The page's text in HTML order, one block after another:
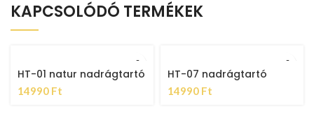
KAPCSOLÓDÓ TERMÉKEK
HT-01 natur nadrágtartó
14990 Ft
HT-07 nadrágtartó
14990 Ft